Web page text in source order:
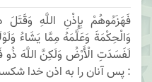
فَهَزَمُوهُمْ بِإِذْنِ اللَّهِ وَقَتَلَ
وَالْحِكْمَةَ وَعَلَّمَهُ مِمَّا يَشَاءُ
: پس آنان را به اذن خدا